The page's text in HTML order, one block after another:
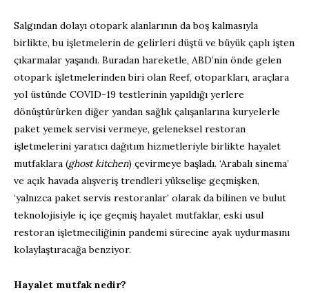
Salgından dolayı otopark alanlarının da boş kalmasıyla
birlikte, bu işletmelerin de gelirleri düştü ve büyük çaplı işten
çıkarmalar yaşandı. Buradan hareketle, ABD’nin önde gelen
otopark işletmelerinden biri olan Reef, otoparkları, araçlara
yol üstünde COVID-19 testlerinin yapıldığı yerlere
dönüştürürken diğer yandan sağlık çalışanlarına kuryelerle
paket yemek servisi vermeye, geleneksel restoran
işletmelerini yaratıcı dağıtım hizmetleriyle birlikte hayalet
mutfaklara (ghost kitchen) çevirmeye başladı. ‘Arabalı sinema’
ve açık havada alışveriş trendleri yükselişe geçmişken,
‘yalnızca paket servis restoranlar’ olarak da bilinen ve bulut
teknolojisiyle iç içe geçmiş hayalet mutfaklar, eski usul
restoran işletmeciliğinin pandemi sürecine ayak uydurmasını
kolaylaştıracağa benziyor.
Hayalet mutfak nedir?